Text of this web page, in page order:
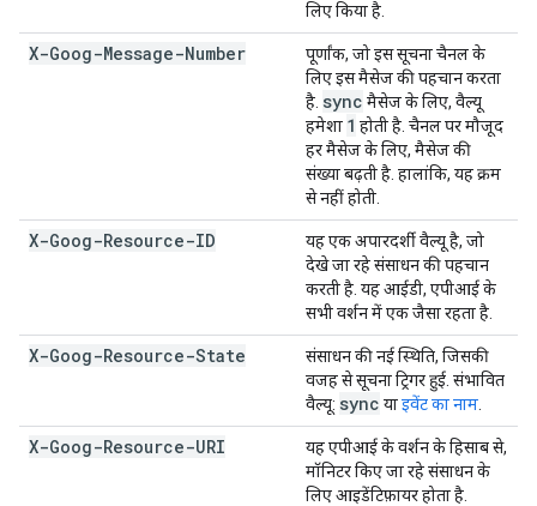
लिए किया है.
X-Goog-Message-Number
पूर्णांक, जो इस सूचना चैनल के
लिए इस मैसेज की पहचान करता
है. sync मैसेज के लिए, वैल्यू
हमेशा 1 होती है. चैनल पर मौजूद
हर मैसेज के लिए, मैसेज की
संख्या बढ़ती है. हालांकि, यह क्रम
से नहीं होती.
X-Goog-Resource-ID
यह एक अपारदर्शी वैल्यू है, जो
देखे जा रहे संसाधन की पहचान
करती है. यह आईडी, एपीआई के
सभी वर्शन में एक जैसा रहता है.
X-Goog-Resource-State
संसाधन की नई स्थिति, जिसकी
वजह से सूचना ट्रिगर हुई. संभावित
वैल्यू: sync याइवेंट का नाम
X-Goog-Resource-URI
यह एपीआई के वर्शन के हिसाब से,
मॉनिटर किए जा रहे संसाधन के
लिए आइडेंटिफ़ायर होता है.